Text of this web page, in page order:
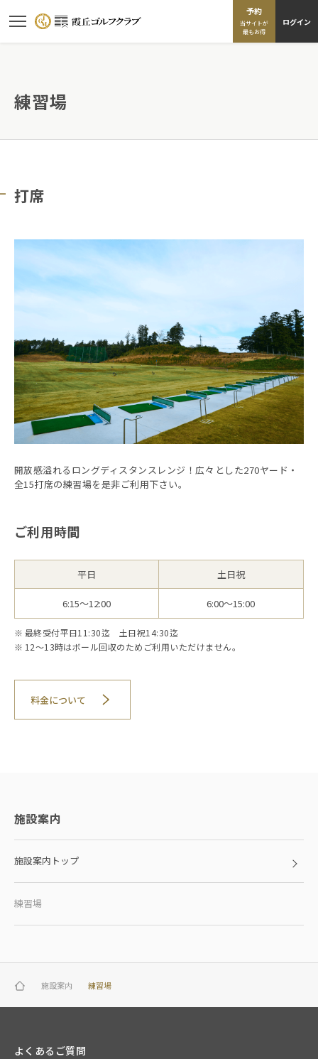
予約
当サイトが
最もお得
ログイン
練習場
打席
開放感溢れるロングディスタンスレンジ！広々とした270ヤード・
全15打席の練習場を是非ご利用下さい。
ご利用時間
平日 土日祝
6:15～12:00 6:00～15:00
最終受付平日11:30迄 土日祝14:30迄
12〜13時はボール回収のためご利用いただけません。
料金について
施設案内
施設案内トップ
練習場
施設案内 練習場
よくあるご質問